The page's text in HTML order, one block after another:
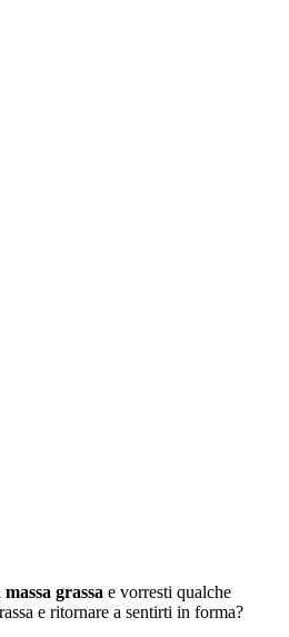
grassa e vorresti qualche
e ritornare a sentirti in forma?